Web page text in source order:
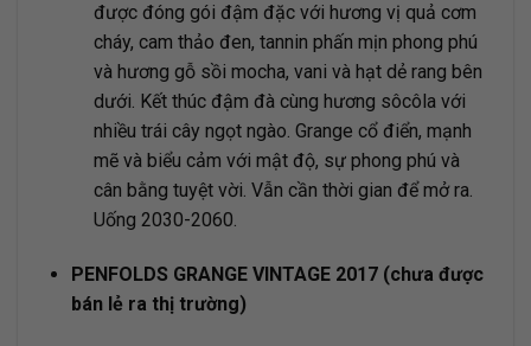
được đóng gói đậm đặc với hương vị quả cơm
cháy, cam thảo đen, tannin phấn mịn phong phú
và hương gỗ sồi mocha, vani và hạt dẻ rang bên
dưới. Kết thúc đậm đà cùng hương sôcôla với
nhiều trái cây ngọt ngào. Grange cổ điển, mạnh
mẽ và biểu cảm với mật độ, sự phong phú và
cân bằng tuyệt vời. Vẫn cần thời gian để mở ra.
Uống 2030-2060.
PENFOLDS GRANGE VINTAGE 2017 (chưa được
bán lẻ ra thị trường)